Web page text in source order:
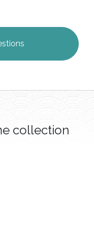
collection